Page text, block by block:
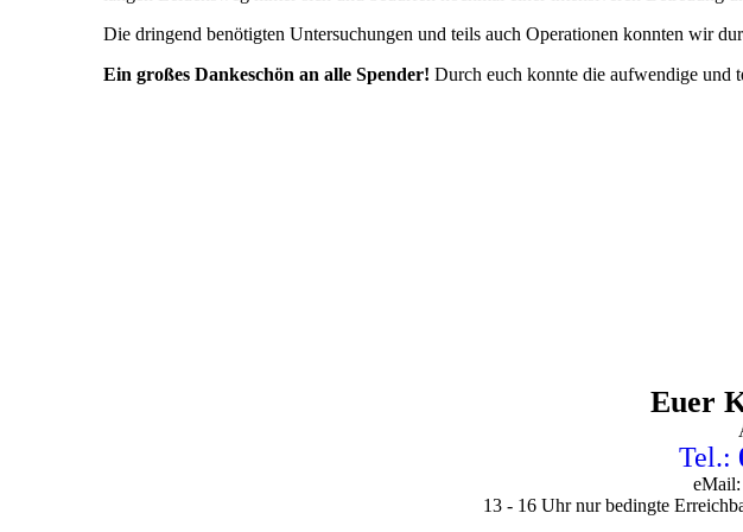
Die dringend benötigten Untersuchungen und teils auch Operationen konnten wir
Ein großes Dankeschön an alle Spender! Durch euch konnte die aufwendige und
Euer
Tel.:
13 - 16 Uhr nur bedingte